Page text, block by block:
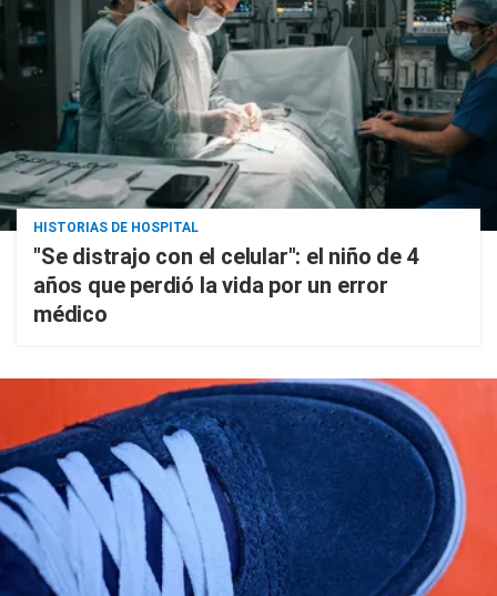
HISTORIAS DE HOSPITAL
"Se distrajo con el celular": el niño de 4
años que perdió la vida por un error
médico